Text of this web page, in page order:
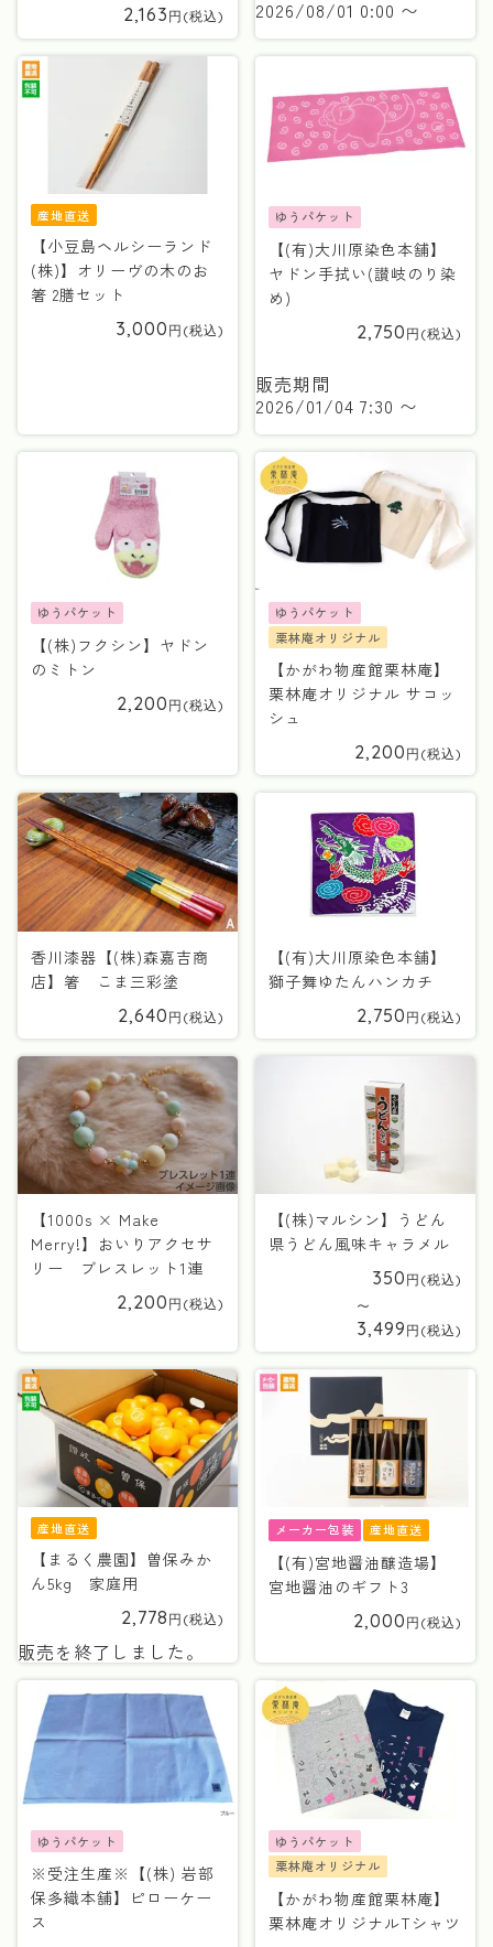
2,163
2026/08/01 0:00 〜
産地直送
【小豆島ヘルシーランド
(株)】オリーヴの木のお
箸 2膳セット
3,000
ゆうパケット
【(有)大川原染色本舗】
ヤドン手拭い(讃岐のり染
め)
2,750
販売期間
2026/01/04 7:30 〜
ゆうパケット
【(株)フクシン】ヤドン
のミトン
2,200
ゆうパケット
栗林庵オリジナル
【かがわ物産館栗林庵】
栗林庵オリジナル サコッ
シュ
2,200
香川漆器【(株)森嘉吉商
店】箸 こま三彩塗
2,640
【(有)大川原染色本舗】
獅子舞ゆたんハンカチ
2,750
【1000s × Make
Merry!】おいりアクセサ
リー ブレスレット1連
2,200
【(株)マルシン】うどん
県うどん風味キャラメル
350
〜
3,499
産地直送
【まるく農園】曽保みか
ん5kg 家庭用
2,778
販売を終了しました。
メーカー包装 産地直送
【(有)宮地醤油醸造場】
宮地醤油のギフト3
2,000
ゆうパケット
※受注生産※【(株) 岩部
保多織本舗】ピローケー
ス
ゆうパケット
栗林庵オリジナル
【かがわ物産館栗林庵】
栗林庵オリジナルTシャツ